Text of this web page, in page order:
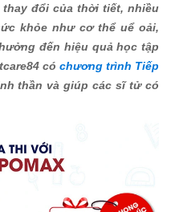
đổi của thời tiết, nhiều
khỏe như cơ thể uể oải,
đến hiệu quả học tập
có chương trình Tiếp
thần và giúp các sĩ tử có